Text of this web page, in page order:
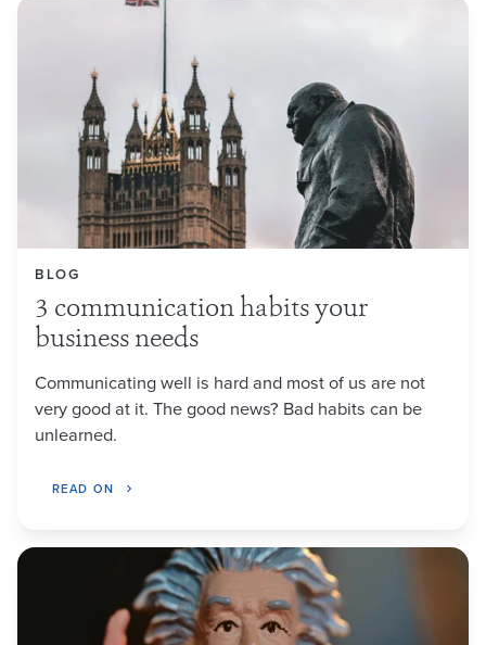
BLOG
3 communication habits your
business needs
Communicating well is hard and most of us are not
very good at it. The good news? Bad habits can be
unlearned.
READ ON